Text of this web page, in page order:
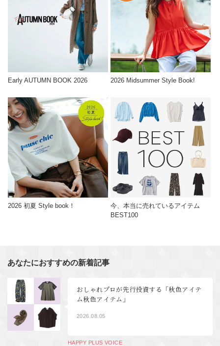
Early AUTUMN BOOK 2026 2026 Midsummer Style Book!
2026 初夏 Style book！
今、本当に売れているアイテム
BEST100
あなたにおすすめの新着記事
おしゃれプロが先行投資する「秋色アイテ
ム秋色アイテム」
2026.08.05
HAPPY PLUS VOICE